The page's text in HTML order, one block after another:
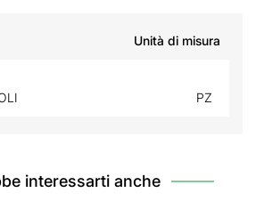
Unità di misura
PZ
interessarti anche